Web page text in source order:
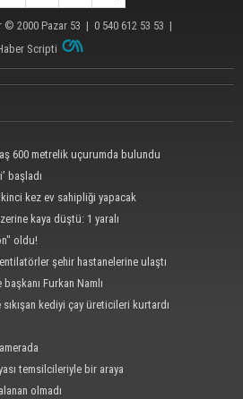
© 2000 Pazar 53 | 0 540 612 53 53 |
Scripti
600 metrelik uçurumda bulundu
başladı
kez ev sahipliği yapacak
kaya düştü: 1 yaralı
oldu!
şehir hastanelerine ulaştı
Furkan Namlı
kediyi çay üreticileri kurtardı
temsilcileriyle bir araya
olmadı